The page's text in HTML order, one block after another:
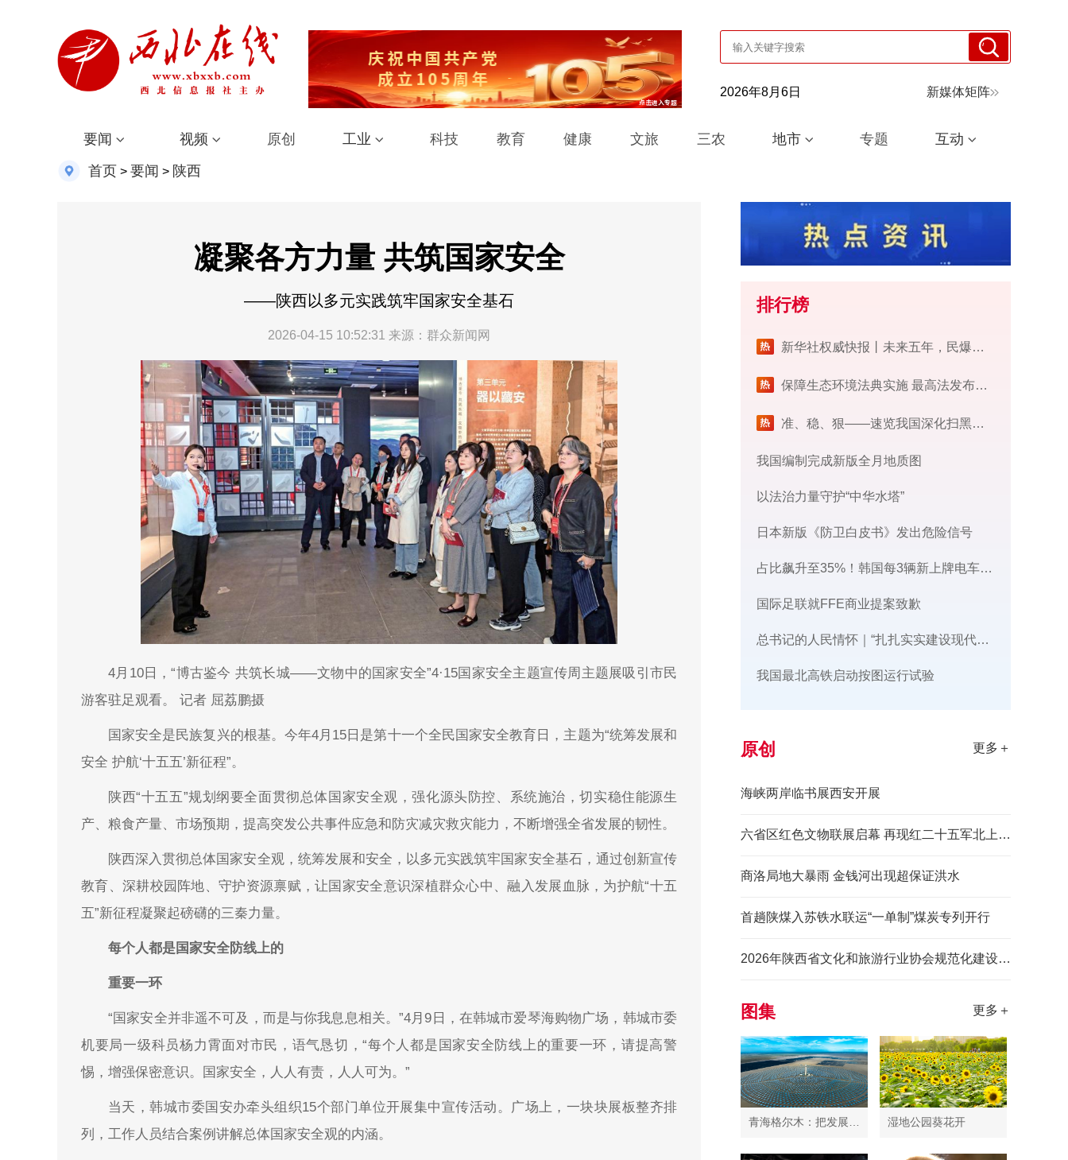
2026年8月6日 新媒体矩阵
要闻 视频 原创 工业 科技 教育 健康 文旅 三农 地市 专题 互动
首页 > 要闻 > 陕西
凝聚各方力量 共筑国家安全
​——陕西以多元实践筑牢国家安全基石
2026-04-15 10:52:31 来源：群众新闻网
4月10日，“博古鉴今 共筑长城——文物中的国家安全”4·15国家安全主题宣传周主题展吸引市民
游客驻足观看。 记者 屈荔鹏摄
国家安全是民族复兴的根基。今年4月15日是第十一个全民国家安全教育日，主题为“统筹发展和
安全 护航‘十五五’新征程”。
陕西“十五五”规划纲要全面贯彻总体国家安全观，强化源头防控、系统施治，切实稳住能源生
产、粮食产量、市场预期，提高突发公共事件应急和防灾减灾救灾能力，不断增强全省发展的韧性。
陕西深入贯彻总体国家安全观，统筹发展和安全，以多元实践筑牢国家安全基石，通过创新宣传
教育、深耕校园阵地、守护资源禀赋，让国家安全意识深植群众心中、融入发展血脉，为护航“十五
五”新征程凝聚起磅礴的三秦力量。
每个人都是国家安全防线上的
重要一环
“国家安全并非遥不可及，而是与你我息息相关。”4月9日，在韩城市爱琴海购物广场，韩城市委
机要局一级科员杨力霄面对市民，语气恳切，“每个人都是国家安全防线上的重要一环，请提高警
惕，增强保密意识。国家安全，人人有责，人人可为。”
当天，韩城市委国安办牵头组织15个部门单位开展集中宣传活动。广场上，一块块展板整齐排
列，工作人员结合案例讲解总体国家安全观的内涵。
排行榜
​新华社权威快报丨未来五年，民爆行业这样安全发展
保障生态环境法典实施 最高法发布首个配套司法解释
​准、稳、狠——速览我国深化扫黑除恶专项斗争最新部署
我国编制完成新版全月地质图
以法治力量守护“中华水塔”
日本新版《防卫白皮书》发出危险信号
占比飙升至35%！韩国每3辆新上牌电车，就有1辆来自中国
国际足联就FFE商业提案致歉
总书记的人民情怀｜“扎扎实实建设现代化产业体系”
我国最北高铁启动按图运行试验
原创 更多＋
海峡两岸临书展西安开展
六省区红色文物联展启幕 再现红二十五军北上先锋长征史诗
商洛局地大暴雨 金钱河出现超保证洪水
首趟陕煤入苏铁水联运“一单制”煤炭专列开行
2026年陕西省文化和旅游行业协会规范化建设培训班举办
图集 更多＋
湿地公园葵花开